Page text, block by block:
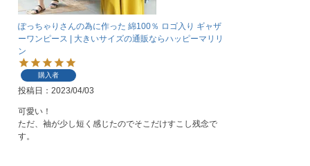
ぽっちゃりさんの為に作った 綿100％ ロゴ入り ギャザ
ーワンピース | 大きいサイズの通販ならハッピーマリリ
ン
購入者
投稿日 2023/04/03
可愛い！
ただ、袖が少し短く感じたのでそこだけすこし残念で
す。